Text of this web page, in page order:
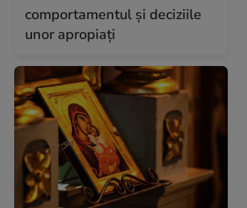
comportamentul și deciziile
unor apropiați